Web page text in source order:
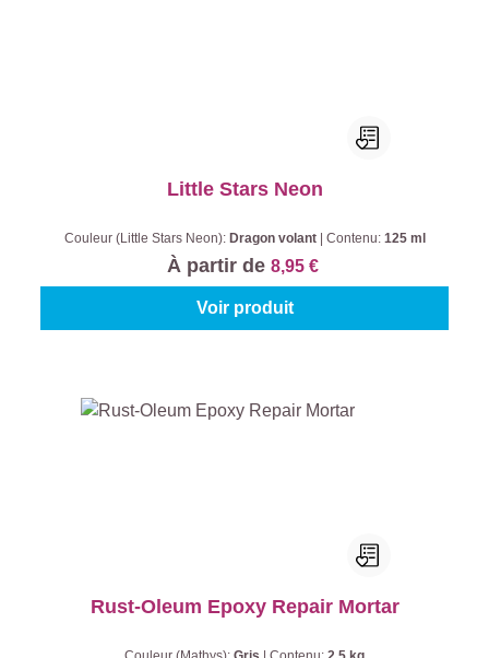
Little Stars Neon
Couleur (Little Stars Neon): Dragon volant Contenu: 125 ml
À partir de 8,95 €
Voir produit
Rust-Oleum Epoxy Repair Mortar